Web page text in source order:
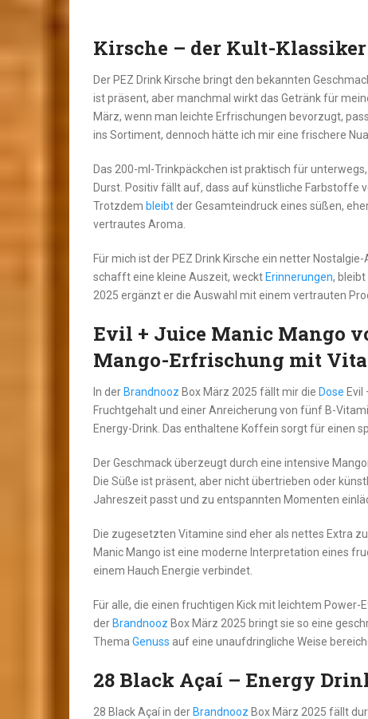
Kirsche – der Kult-
Der PEZ Drink Kirsche bringt den bekannten
ist präsent, aber manchmal wirkt das Getränk für
März, wenn man leichte Erfrischungen bevorzugt,
ins Sortiment, dennoch hätte ich mir eine frischere
Das 200-ml-Trinkpäckchen ist praktisch für
Durst. Positiv fällt auf, dass auf künstliche Farbstoffe
Trotzdem bleibt der Gesamteindruck eines süßen,
vertrautes Aroma.
Für mich ist der PEZ Drink Kirsche ein netter
schafft eine kleine Auszeit, weckt Erinnerungen,
2025 ergänzt er die Auswahl mit einem vertrauten
Evil + Juice Manic Mango
Mango-Erfrischung mit
In der Brandnooz Box März 2025 fällt mir die Dose Evil
Fruchtgehalt und einer Anreicherung von fünf B-
Energy-Drink. Das enthaltene Koffein sorgt für einen
Der Geschmack überzeugt durch eine intensive
Die Süße ist präsent, aber nicht übertrieben oder
Jahreszeit passt und zu entspannten Momenten
Die zugesetzten Vitamine sind eher als nettes Extra
Manic Mango ist eine moderne Interpretation eines
einem Hauch Energie verbindet.
Für alle, die einen fruchtigen Kick mit leichtem
der Brandnooz Box März 2025 bringt sie so eine
Thema Genuss auf eine unaufdringliche Weise
28 Black Açaí – Energy
28 Black Açaí in der Brandnooz Box März 2025 fällt